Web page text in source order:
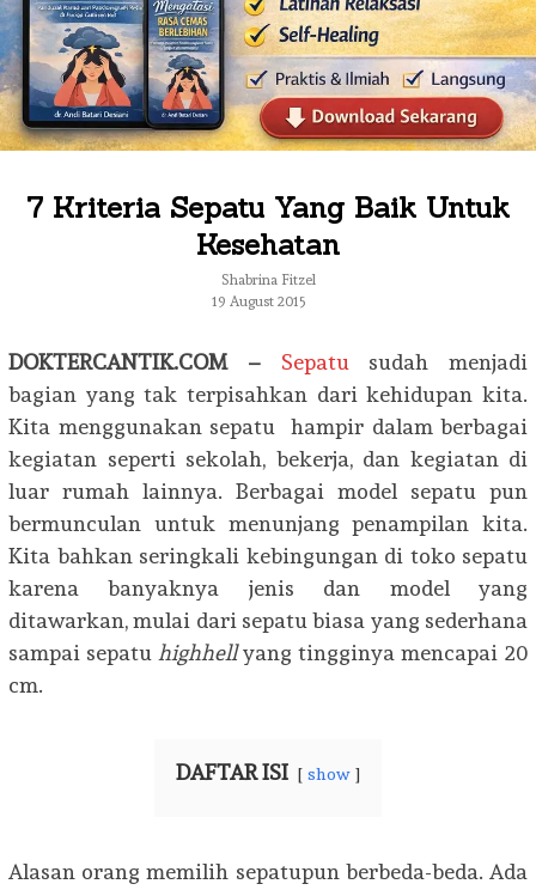
7 Kriteria Sepatu Yang Baik Untuk
Kesehatan
Shabrina Fitzel
19 August 2015
DOKTERCANTIK.COM – Sepatu sudah menjadi
bagian yang tak terpisahkan dari kehidupan kita.
Kita menggunakan sepatu hampir dalam berbagai
kegiatan seperti sekolah, bekerja, dan kegiatan di
luar rumah lainnya. Berbagai model sepatu pun
bermunculan untuk menunjang penampilan kita.
Kita bahkan seringkali kebingungan di toko sepatu
karena banyaknya jenis dan model yang
ditawarkan, mulai dari sepatu biasa yang sederhana
sampai sepatu highhellyang tingginya mencapai 20
cm.
DAFTAR ISI show
Alasan orang memilih sepatupun berbeda-beda. Ada